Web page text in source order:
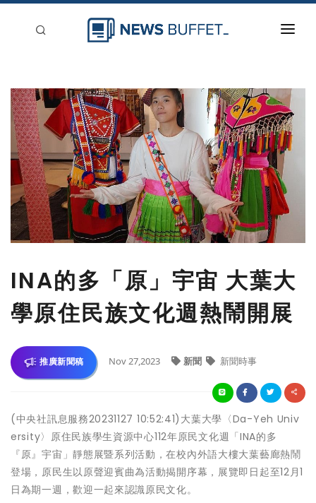
新聞稿分類
登入
刊登
INA的多「原」宇宙 大葉大
學原住民族文化週熱鬧開展
推廣新聞稿 Nov 27,2023 新聞 新聞時事
(中央社訊息服務20231127 10:52:41)大葉大學〈Da-Yeh Univ
ersity〉原住民族學生資源中心112年原民文化週「INA的多
『原』宇宙」靜態展暨系列活動，在校內外語大樓大葉藝廊熱鬧
登場，原民生以原聲迎賓曲為活動揭開序幕，展覽即日起至12月1
日為期一週，歡迎一起來認識原民文化。